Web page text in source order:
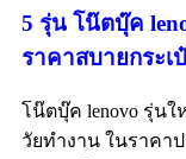
5 รุ่น โน๊ตบุ๊ค
ราคาสบายกระเ
โน๊ตบุ๊ค lenovo รุ่นใ
วัยทำงาน ในราคา